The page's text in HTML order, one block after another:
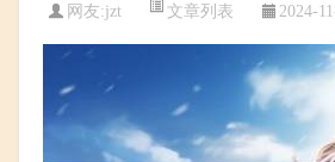
网友:jzt 文章列表 2024-